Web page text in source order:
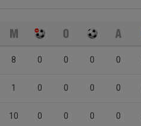
8 0 0 0 0
1 0 0 0 0
10 0 0 0 0